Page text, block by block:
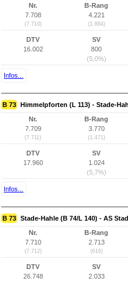
Nr.
7.708
(7.710)
B-Rang
4.221
(1.884)
DTV
16.002
SV
800
(5,0%)
Infos...
B 73 Himmelpforten (L 113) - Stade-
Nr.
7.709
(7.711)
B-Rang
3.770
(1.471)
DTV
17.960
SV
1.024
(5,7%)
Infos...
B 73 Stade-Hahle (B 74/L 140) - AS
Nr.
7.710
(7.712)
B-Rang
2.713
(616)
DTV
26.748
SV
2.033